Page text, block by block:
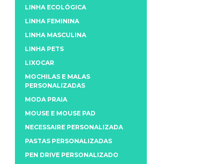
LINHA ECOLÓGICA
LINHA FEMININA
LINHA MASCULINA
LINHA PETS
LIXOCAR
MOCHILAS E MALAS
PERSONALIZADAS
MODA PRAIA
MOUSE E MOUSE PAD
NECESSAIRE PERSONALIZADA
PASTAS PERSONALIZADAS
PEN DRIVE PERSONALIZADO